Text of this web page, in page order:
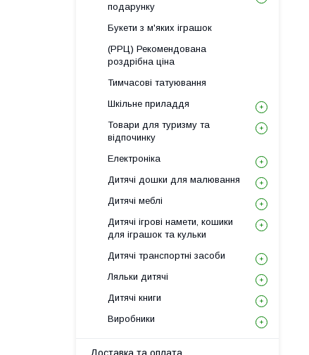
подарунку
Букети з м'яких іграшок
(РРЦ) Рекомендована
роздрібна ціна
Тимчасові татуювання
Шкільне приладдя
Товари для туризму та
відпочинку
Електроніка
Дитячі дошки для малювання
Дитячі меблі
Дитячі ігрові намети, кошики
для іграшок та кульки
Дитячі транспортні засоби
Ляльки дитячі
Дитячі книги
Виробники